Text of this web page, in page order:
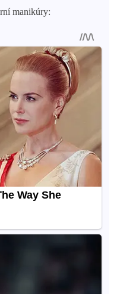
manikúry: